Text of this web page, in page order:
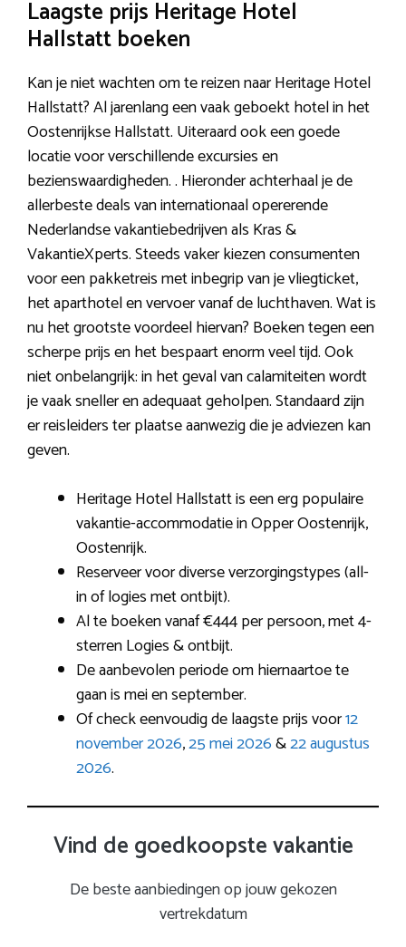
Laagste prijs Heritage Hotel
Hallstatt boeken
Kan je niet wachten om te reizen naar Heritage Hotel
Hallstatt? Al jarenlang een vaak geboekt hotel in het
Oostenrijkse Hallstatt. Uiteraard ook een goede
locatie voor verschillende excursies en
bezienswaardigheden. . Hieronder achterhaal je de
allerbeste deals van internationaal opererende
Nederlandse vakantiebedrijven als Kras &
VakantieXperts. Steeds vaker kiezen consumenten
voor een pakketreis met inbegrip van je vliegticket,
het aparthotel en vervoer vanaf de luchthaven. Wat is
nu het grootste voordeel hiervan? Boeken tegen een
scherpe prijs en het bespaart enorm veel tijd. Ook
niet onbelangrijk: in het geval van calamiteiten wordt
je vaak sneller en adequaat geholpen. Standaard zijn
er reisleiders ter plaatse aanwezig die je adviezen kan
geven.
Heritage Hotel Hallstatt is een erg populaire
vakantie-accommodatie in Opper Oostenrijk,
Oostenrijk.
Reserveer voor diverse verzorgingstypes (all-
in of logies met ontbijt).
Al te boeken vanaf €444 per persoon, met 4-
sterren Logies & ontbijt.
De aanbevolen periode om hiernaartoe te
gaan is mei en september.
Of check eenvoudig de laagste prijs voor12
november 2026,25 mei 2026&22 augustus
2026.
Vind de goedkoopste vakantie
De beste aanbiedingen op jouw gekozen
vertrekdatum